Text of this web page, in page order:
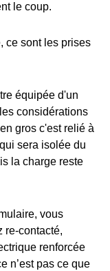
le coup.
ce sont les prises
équipée d'un
considérations
gros c'est relié à
sera isolée du
la charge reste
vous
re-contacté,
renforcée
n’est pas ce que